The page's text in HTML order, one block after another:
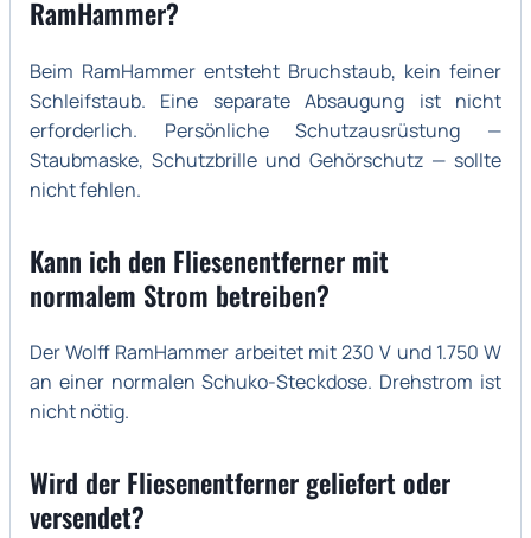
RamHammer?
Beim RamHammer entsteht Bruchstaub, kein feiner
Schleifstaub. Eine separate Absaugung ist nicht
erforderlich. Persönliche Schutzausrüstung —
Staubmaske, Schutzbrille und Gehörschutz — sollte
nicht fehlen.
Kann ich den Fliesenentferner mit
normalem Strom betreiben?
Der Wolff RamHammer arbeitet mit 230 V und 1.750 W
an einer normalen Schuko-Steckdose. Drehstrom ist
nicht nötig.
Wird der Fliesenentferner geliefert oder
versendet?